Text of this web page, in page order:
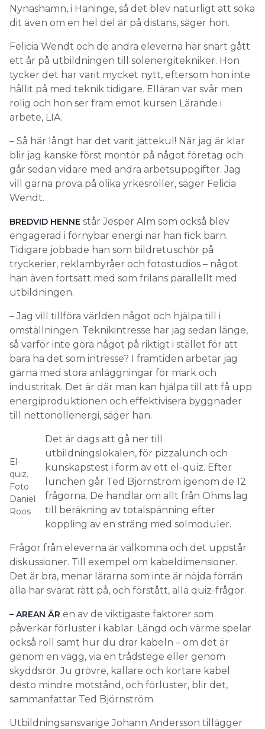
Nynäshamn, i Haninge, så det blev naturligt att söka
dit även om en hel del är på distans, säger hon.
Felicia Wendt och de andra eleverna har snart gått
ett år på utbildningen till solenergitekniker. Hon
tycker det har varit mycket nytt, eftersom hon inte
hållit på med teknik tidigare. Elläran var svår men
rolig och hon ser fram emot kursen Lärande i
arbete, LIA.
– Så här långt har det varit jättekul! När jag är klar
blir jag kanske först montör på något företag och
går sedan vidare med andra arbetsuppgifter. Jag
vill gärna prova på olika yrkesroller, säger Felicia
Wendt.
BREDVID HENNE står Jesper Alm som också blev
engagerad i förnybar energi när han fick barn.
Tidigare jobbade han som bildretuschör på
tryckerier, reklambyråer och fotostudios – något
han även fortsatt med som frilans parallellt med
utbildningen.
– Jag vill tillföra världen något och hjälpa till i
omställningen. Teknikintresse har jag sedan länge,
så varför inte göra något på riktigt i stället för att
bara ha det som intresse? I framtiden arbetar jag
gärna med stora anläggningar för mark och
industritak. Det är där man kan hjälpa till att få upp
energiproduktionen och effektivisera byggnader
till nettonollenergi, säger han.
El-
quiz.
Foto
Daniel
Roos
Det är dags att gå ner till
utbildningslokalen, för pizzalunch och
kunskapstest i form av ett el-quiz. Efter
lunchen går Ted Björnström igenom de 12
frågorna. De handlar om allt från Ohms lag
till beräkning av totalspänning efter
koppling av en sträng med solmoduler.
Frågor från eleverna är välkomna och det uppstår
diskussioner. Till exempel om kabeldimensioner.
Det är bra, menar lärarna som inte är nöjda förrän
alla har svarat rätt på, och förstått, alla quiz-frågor.
– AREAN ÄR en av de viktigaste faktorer som
påverkar förluster i kablar. Längd och värme spelar
också roll samt hur du drar kabeln – om det är
genom en vägg, via en trådstege eller genom
skyddsrör. Ju grövre, kallare och kortare kabel
desto mindre motstånd, och förluster, blir det,
sammanfattar Ted Björnström.
Utbildningsansvarige Johann Andersson tillägger